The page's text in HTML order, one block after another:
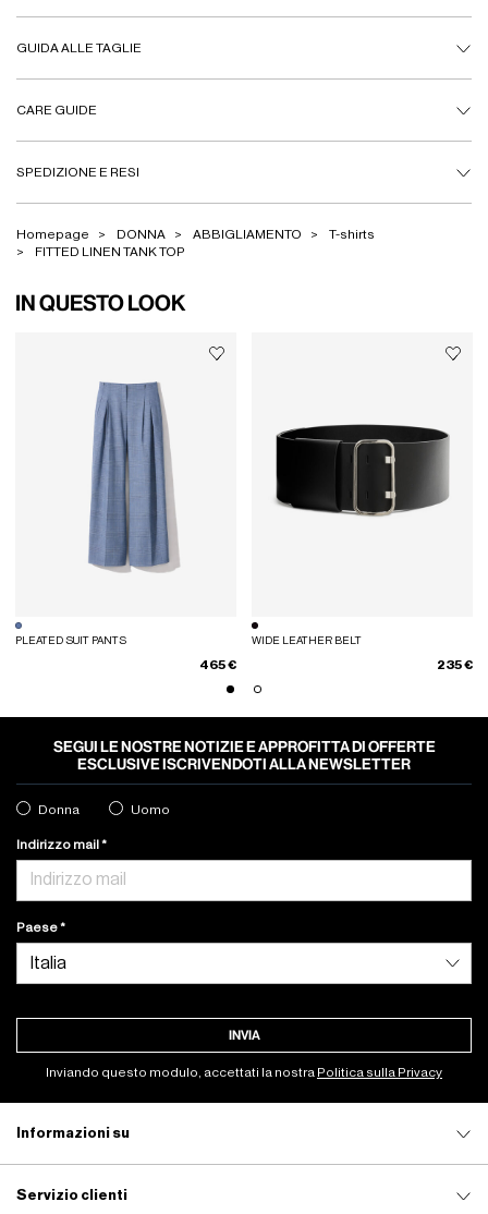
GUIDA ALLE TAGLIE
CARE GUIDE
SPEDIZIONE E RESI
Homepage DONNA ABBIGLIAMENTO
T-shirts
FITTED LINEN TANK TOP
IN QUESTO LOOK
PLEATED SUIT PANTS
465 €
WIDE LEATHER BELT
235 €
SEGUI LE NOSTRE NOTIZIE E APPROFITTA DI OFFERTE
ESCLUSIVE ISCRIVENDOTI ALLA NEWSLETTER
Donna Uomo
Indirizzo mail
Paese
INVIA
Inviando questo modulo, accettati la nostra Politica sulla Privacy
Informazioni su
Servizio clienti